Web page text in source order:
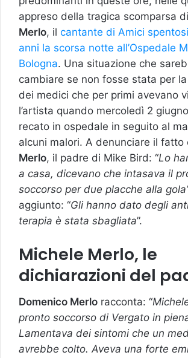
appreso della tragica scomparsa di
Merlo, il cantante di Amici
anni la scorsa notte all’Ospedale
Bologna. Una situazione che
cambiare se non fosse stata per la
dei medici che per primi avevano
l’artista quando mercoledì 2
recato in ospedale in seguito al
alcuni malori. A denunciare il fatto
Merlo, il padre di Mike Bird: “Lo
a casa, dicevano che intasava il
soccorso per due placche alla
aggiunto: “Gli hanno dato degli
terapia è stata sbagliata”.
Michele Merlo, le
dichiarazioni del
Domenico Merlo racconta: “
pronto soccorso di Vergato in
Lamentava dei sintomi che un
avrebbe colto. Aveva una forte